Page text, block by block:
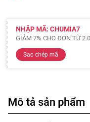
NHẬP MÃ: CHUMIA7
GIẢM 7% CHO ĐƠN TỪ
Sao chép mã
Mô tả sản phẩm